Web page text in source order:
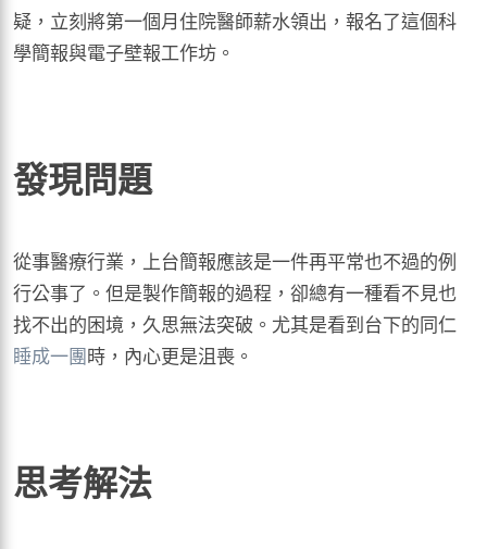
疑，立刻將第一個月住院醫師薪水領出，報名了這個科
學簡報與電子壁報工作坊。
發現問題
從事醫療行業，上台簡報應該是一件再平常也不過的例
行公事了。但是製作簡報的過程，卻總有一種看不見也
找不出的困境，久思無法突破。尤其是看到台下的同仁
睡成一團時，內心更是沮喪。
思考解法